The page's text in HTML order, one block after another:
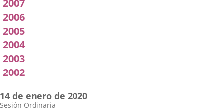
2007
2006
2005
2004
2003
2002
Sesión Ordinaria
14 de enero de 2020